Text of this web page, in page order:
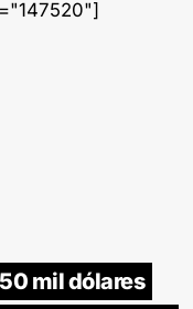
mil dólares